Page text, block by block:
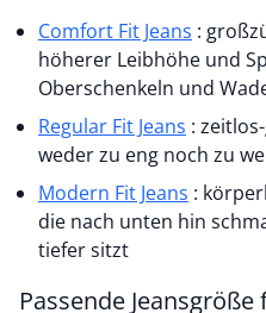
Comfort Fit Jeans :
höherer Leibhöhe und
Oberschenkeln und
Regular Fit Jeans :
weder zu eng noch zu
Modern Fit Jeans :
die nach unten hin
tiefer sitzt
Passende Jeansgröße